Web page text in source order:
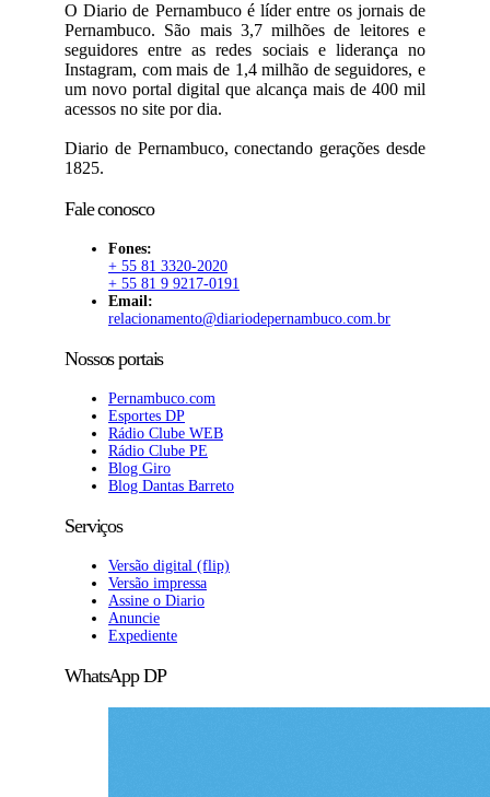
O Diario de Pernambuco é líder entre os jornais de
Pernambuco. São mais 3,7 milhões de leitores e
seguidores entre as redes sociais e liderança no
Instagram, com mais de 1,4 milhão de seguidores, e
um novo portal digital que alcança mais de 400 mil
acessos no site por dia.
Diario de Pernambuco, conectando gerações desde
1825.
Fale conosco
Fones:
+ 55 81 3320-2020
+ 55 81 9 9217-0191
Email:
relacionamento@diariodepernambuco.com.br
Nossos portais
Pernambuco.com
Esportes DP
Rádio Clube WEB
Rádio Clube PE
Blog Giro
Blog Dantas Barreto
Serviços
Versão digital (flip)
Versão impressa
Assine o Diario
Anuncie
Expediente
WhatsApp DP